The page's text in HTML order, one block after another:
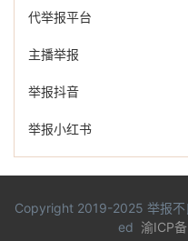
代举报平台
主播举报
举报抖音
举报小红书
Copyright 2019-2025 举报
ed 渝ICP